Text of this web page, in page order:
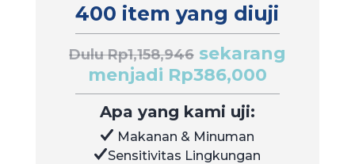
400 item yang diuji
Dulu Rp1,158,946 sekarang
menjadi Rp386,000
Apa yang kami uji:
Makanan & Minuman
Sensitivitas Lingkungan